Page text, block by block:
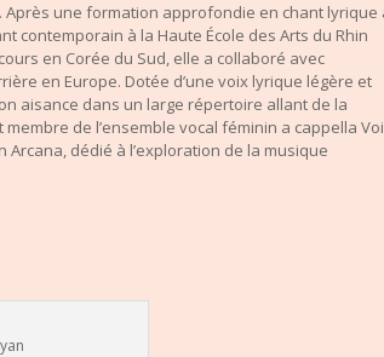
une formation approfondie en chant lyrique
contemporain à la Haute École des Arts du Rhin
en Corée du Sud, elle a collaboré avec
en Europe. Dotée d’une voix lyrique légère et
aisance dans un large répertoire allant de la
de l’ensemble vocal féminin a cappella
Arcana, dédié à l’exploration de la musique